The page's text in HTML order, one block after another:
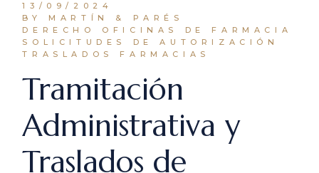
13/09/2024
BY MARTÍN & PARÉS
DERECHO OFICINAS DE FARMACIA
SOLICITUDES DE AUTORIZACIÓN
TRASLADOS FARMACIAS
Tramitación
Administrativa y
Traslados de